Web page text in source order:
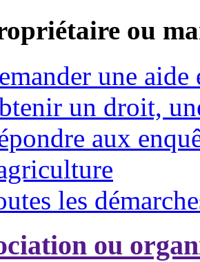
ou
une aide
un droit,
aux
les
ou